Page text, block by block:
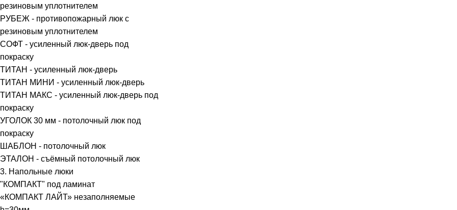
резиновым уплотнителем
РУБЕЖ - противопожарный люк с
резиновым уплотнителем
СОФТ - усиленный люк-дверь под
покраску
ТИТАН - усиленный люк-дверь
ТИТАН МИНИ - усиленный люк-дверь
ТИТАН МАКС - усиленный люк-дверь под
покраску
УГОЛОК 30 мм - потолочный люк под
покраску
ШАБЛОН - потолочный люк
ЭТАЛОН - съёмный потолочный люк
3. Напольные люки
"КОМПАКТ" под ламинат
«КОМПАКТ ЛАЙТ» незаполняемые